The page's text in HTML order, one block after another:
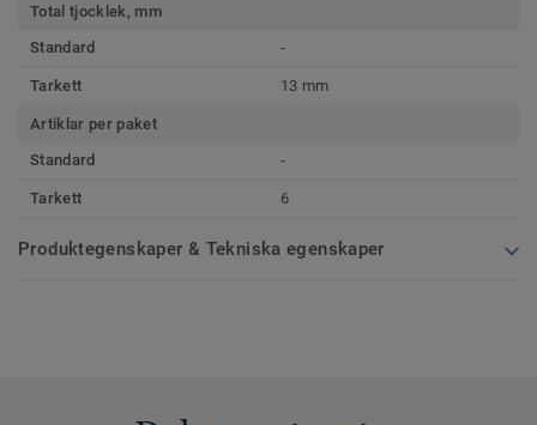
Total tjocklek, mm
Standard
-
Tarkett 13 mm
Artiklar per paket
Standard
-
Tarkett 6
Produktegenskaper & Tekniska egenskaper